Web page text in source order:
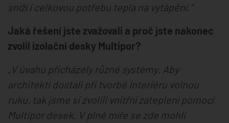
sníží i celkovou potřebu tepla na vytápění.“
Jaká řešení jste zvažovali a proč jste nakonec
zvolil izolační desky Multipor?
„V úvahu přicházely různé systémy. Aby
architekti dostali při tvorbě interiéru volnou
ruku, tak jsme si zvolili vnitřní zateplení pomocí
Multipor desek. V plné míře se zde mohli